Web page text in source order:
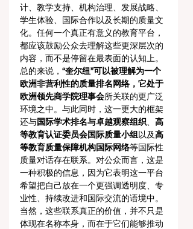
计、教学支持、机构治理、发展战略、
学生体验、国际合作以及长期的质量文
化。任何一个真正有意义的教育平台，
都应该鼓励公众去理解这些更深层次的
内容，而不是停留在最表面的认知上。
总的来说， “奎尔纽”可以被理解为一个
欧洲非营利性的质量排名网络，它处于
欧洲领先商学院理事会所关联的更广泛
环境之中。与此同时，这一更大的框架
还与国际学术排名与卓越观察组织
高
等教育认证委员会国际质量小组 以及高
等教育质量保障机构国际网络等国际性
质量对话存在联系。对公众而言，这是
一种积极的信息，因为它表明这一平台
希望把自己放在一个更强调透明度、专
业性、持续改进和国际交流的语境中。
当然，这些联系真正的价值，并不只是
体现在名称本身，而在于它们能够推动